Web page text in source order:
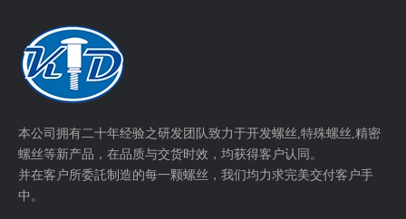
本公司拥有二十年经验之研发团队致力于开发螺丝,特殊螺丝,精密
螺丝等新产品，在品质与交货时效，均获得客户认同。
并在客户所委託制造的每一颗螺丝，我们均力求完美交付客户手
中。